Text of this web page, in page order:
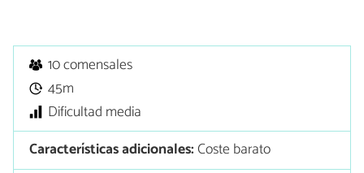
10 comensales
45m
Dificultad media
Características adicionales:Coste barato